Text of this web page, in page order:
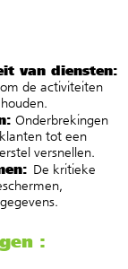
van diensten:
de activiteiten
Onderbrekingen
tot een
versnellen.
De kritieke
: